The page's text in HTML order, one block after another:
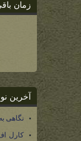
زمان
آخرین
نگاهی
کارل